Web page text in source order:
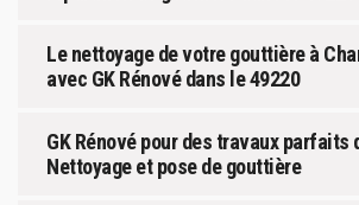
Le nettoyage de votre gouttière à
avec GK Rénové dans le 49220
GK Rénové pour des travaux parfaits
Nettoyage et pose de gouttière